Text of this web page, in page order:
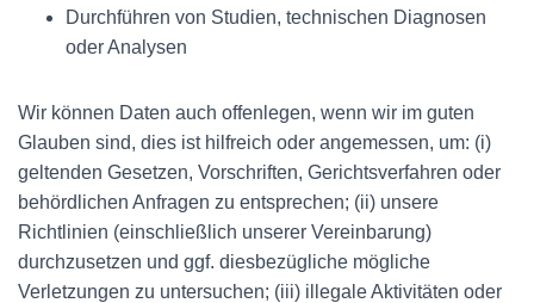
Durchführen von Studien, technischen Diagnosen
oder Analysen
Wir können Daten auch offenlegen, wenn wir im guten
Glauben sind, dies ist hilfreich oder angemessen, um: (i)
geltenden Gesetzen, Vorschriften, Gerichtsverfahren oder
behördlichen Anfragen zu entsprechen; (ii) unsere
Richtlinien (einschließlich unserer Vereinbarung)
durchzusetzen und ggf. diesbezügliche mögliche
Verletzungen zu untersuchen; (iii) illegale Aktivitäten oder